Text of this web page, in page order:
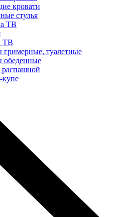
кровати
стулья
ТВ
ТВ
гримерные, туалетные
обеденные